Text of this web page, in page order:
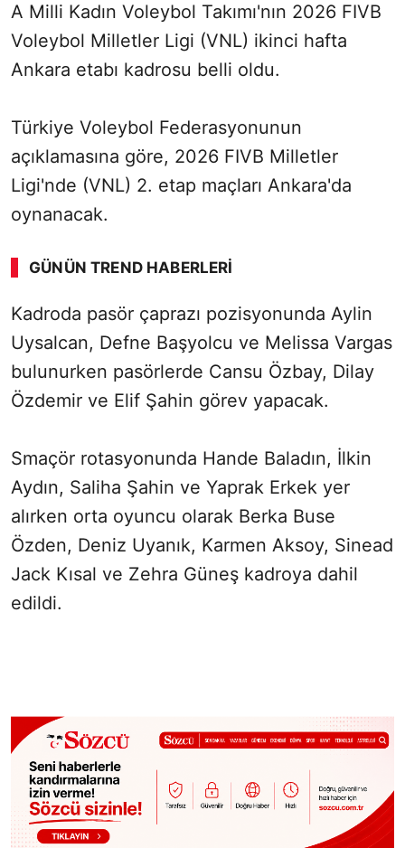
A Milli Kadın Voleybol Takımı'nın 2026 FIVB
Voleybol Milletler Ligi (VNL) ikinci hafta
Ankara etabı kadrosu belli oldu.
Türkiye Voleybol Federasyonunun
açıklamasına göre, 2026 FIVB Milletler
Ligi'nde (VNL) 2. etap maçları Ankara'da
oynanacak.
GÜNÜN TREND HABERLERI
Kadroda pasör çaprazı pozisyonunda Aylin
Uysalcan, Defne Başyolcu ve Melissa Vargas
bulunurken pasörlerde Cansu Özbay, Dilay
Özdemir ve Elif Şahin görev yapacak.
Smaçör rotasyonunda Hande Baladın, İlkin
Aydın, Saliha Şahin ve Yaprak Erkek yer
alırken orta oyuncu olarak Berka Buse
Özden, Deniz Uyanık, Karmen Aksoy, Sinead
Jack Kısal ve Zehra Güneş kadroya dahil
edildi.